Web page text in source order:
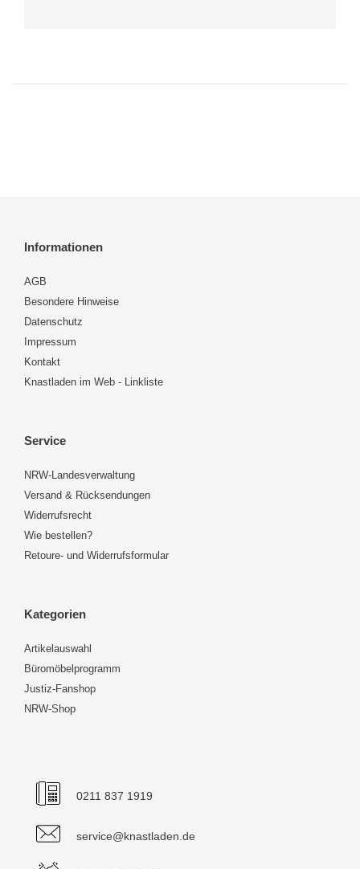
Informationen
AGB
Besondere Hinweise
Datenschutz
Impressum
Kontakt
Knastladen im Web - Linkliste
Service
NRW-Landesverwaltung
Versand & Rücksendungen
Widerrufsrecht
Wie bestellen?
Retoure- und Widerrufsformular
Kategorien
Artikelauswahl
Büromöbelprogramm
Justiz-Fanshop
NRW-Shop
0211 837 1919
service@knastladen.de